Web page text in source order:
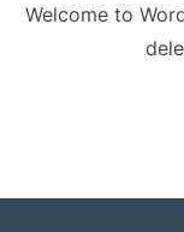
Welcome to